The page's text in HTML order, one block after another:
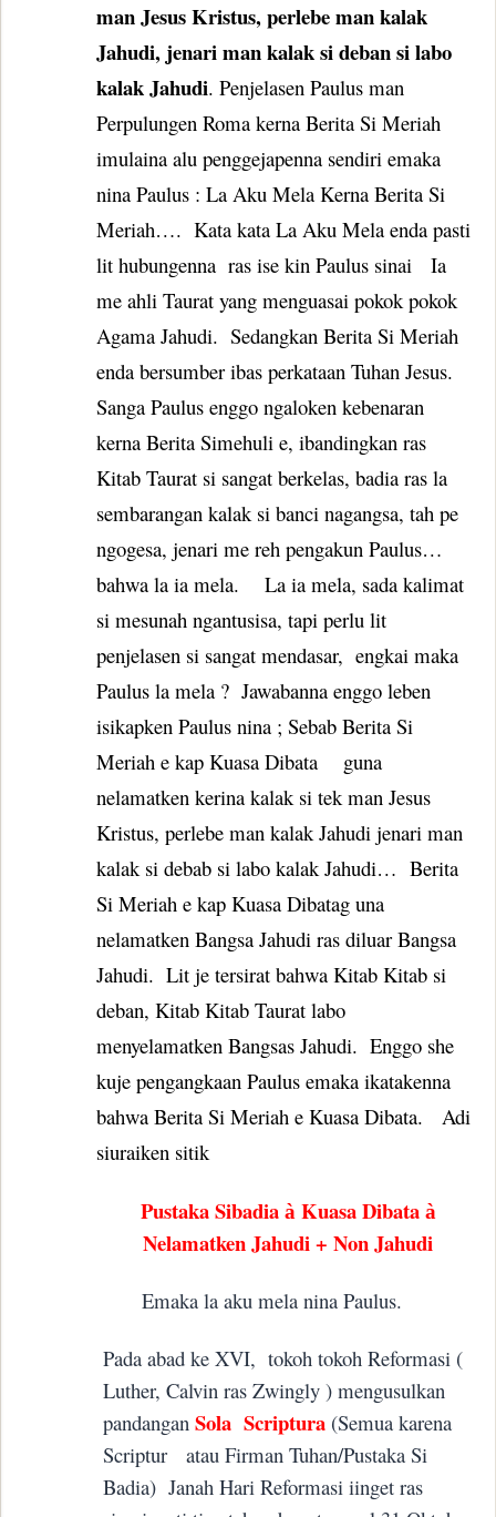
man Jesus Kristus, perlebe man kalak
Jahudi, jenari man kalak si deban si labo
kalak Jahudi. Penjelasen Paulus man
Perpulungen Roma kerna Berita Si Meriah
imulaina alu penggejapenna sendiri emaka
nina Paulus : La Aku Mela Kerna Berita Si
Meriah…. Kata kata La Aku Mela enda pasti
lit hubungenna ras ise kin Paulus sinai
Ia
me ahli Taurat yang menguasai pokok pokok
Agama Jahudi. Sedangkan Berita Si Meriah
enda bersumber ibas perkataan Tuhan Jesus.
Sanga Paulus enggo ngaloken kebenaran
kerna Berita Simehuli e, ibandingkan ras
Kitab Taurat si sangat berkelas, badia ras la
sembarangan kalak si banci nagangsa, tah pe
ngogesa, jenari me reh pengakun Paulus…
bahwa la ia mela.
La ia mela, sada kalimat
si mesunah ngantusisa, tapi perlu lit
penjelasen si sangat mendasar, engkai maka
Paulus la mela ? Jawabanna enggo leben
isikapken Paulus nina ; Sebab Berita Si
Meriah e kap Kuasa Dibata
guna
nelamatken kerina kalak si tek man Jesus
Kristus, perlebe man kalak Jahudi jenari man
kalak si debab si labo kalak Jahudi… Berita
Si Meriah e kap Kuasa Dibatag una
nelamatken Bangsa Jahudi ras diluar Bangsa
Jahudi. Lit je tersirat bahwa Kitab Kitab si
deban, Kitab Kitab Taurat labo
menyelamatken Bangsas Jahudi. Enggo she
kuje pengangkaan Paulus emaka ikatakenna
bahwa Berita Si Meriah e Kuasa Dibata.
Adi
siuraiken sitik
Pustaka Sibadia àKuasa Dibata à
Nelamatken Jahudi + Non Jahudi
Emaka la aku mela nina Paulus.
Pada abad ke XVI, tokoh tokoh Reformasi (
Luther, Calvin ras Zwingly ) mengusulkan
pandangan Sola Scriptura (Semua karena
Scriptur
atau Firman Tuhan/Pustaka Si
Badia) Janah Hari Reformasi iinget ras